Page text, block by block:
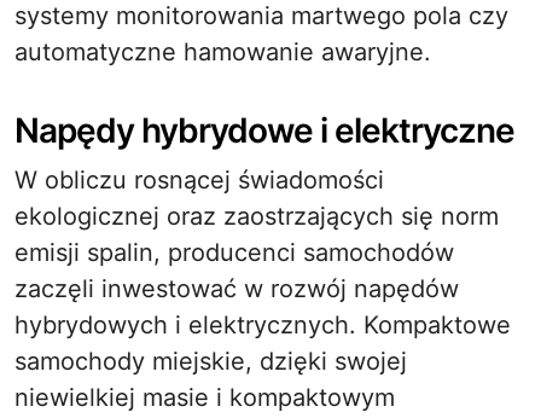
systemy monitorowania martwego pola czy
automatyczne hamowanie awaryjne.
Napędy hybrydowe i elektryczne
W obliczu rosnącej świadomości
ekologicznej oraz zaostrzających się norm
emisji spalin, producenci samochodów
zaczęli inwestować w rozwój napędów
hybrydowych i elektrycznych. Kompaktowe
samochody miejskie, dzięki swojej
niewielkiej masie i kompaktowym